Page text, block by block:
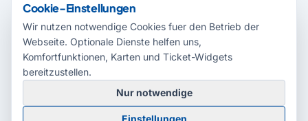
© 2026 Radio Potsdam. Webseite entwickelt durch dieMedienagentur
Babelsberg
Cookie-Einstellungen
Wir nutzen notwendige Cookies fuer den Betrieb der
Webseite. Optionale Dienste helfen uns,
Komfortfunktionen, Karten und Ticket-Widgets
bereitzustellen.
Nur notwendige
Einstellungen